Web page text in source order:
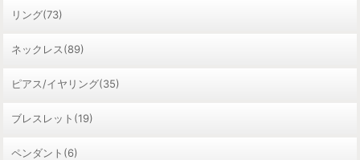
リング(73)
ネックレス(89)
ピアス/イヤリング(35)
ブレスレット(19)
ペンダント(6)